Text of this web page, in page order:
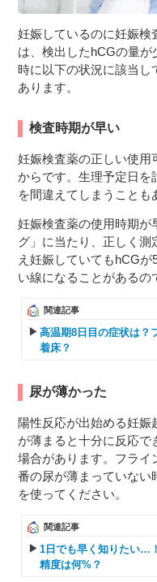
妊娠しているのに妊娠検
は、検出したhCGの量
時に以下の状況に該当し
あります。
検査時期が早い
妊娠検査薬の正しい使用
からです。生理予定日を
を間違えてしまうことも
妊娠検査薬の使用時期が
グ」に当たり、正しく測
え妊娠していてもhCG
い線になることがあるの
関連記事
高温期8日目の症状は？
着床？
尿が薄かった
陽性反応が出始める妊娠
が薄まると十分に反応で
場合があります。フライ
番の尿が薄まっていない
を使ってください。
関連記事
1日でも早く知りたい…
精度は何%？